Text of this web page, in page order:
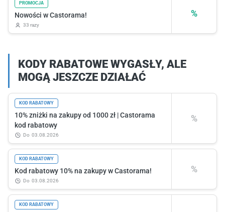
%
PROMOCJA
Nowości w Castorama!
33 razy
KODY RABATOWE WYGASŁY, ALE
MOGĄ JESZCZE DZIAŁAĆ
%
KOD RABATOWY
10% zniżki na zakupy od 1000 zł | Castorama
kod rabatowy
do 03.08.2026
%
KOD RABATOWY
Kod rabatowy 10% na zakupy w Castorama!
do 03.08.2026
KOD RABATOWY